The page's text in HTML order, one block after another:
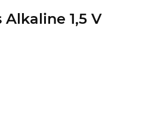
1,5 V